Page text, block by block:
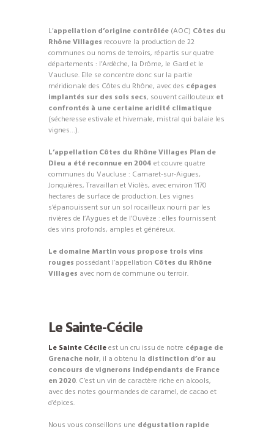
L’appellation d’origine contrôlée (AOC) Côtes du
Rhône Villages recouvre la production de 22
communes ou noms de terroirs, répartis sur quatre
départements : l’Ardèche, la Drôme, le Gard et le
Vaucluse. Elle se concentre donc sur la partie
méridionale des Côtes du Rhône, avec des cépages
implantés sur des sols secs, souvent caillouteux et
confrontés à une certaine aridité climatique
(sécheresse estivale et hivernale, mistral qui balaie les
vignes…).
L’appellation Côtes du Rhône Villages Plan de
Dieu a été reconnue en 2004 et couvre quatre
communes du Vaucluse : Camaret-sur-Aigues,
Jonquières, Travaillan et Violès, avec environ 1170
hectares de surface de production. Les vignes
s’épanouissent sur un sol rocailleux nourri par les
rivières de l’Aygues et de l’Ouvèze : elles fournissent
des vins profonds, amples et généreux.
Le domaine Martin vous propose trois vins
rouges possédant l’appellation Côtes du Rhône
Villages avec nom de commune ou terroir.
Le Sainte-Cécile
Le Sainte Cécileest un cru issu de notre cépage de
Grenache noir, il a obtenu la distinction d’or au
concours de vignerons indépendants de France
en 2020. C’est un vin de caractère riche en alcools,
avec des notes gourmandes de caramel, de cacao et
d’épices.
Nous vous conseillons une dégustation rapide